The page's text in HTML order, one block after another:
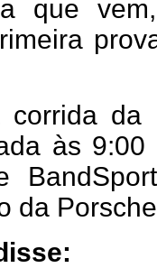
que
corrida da
às 9:00
da